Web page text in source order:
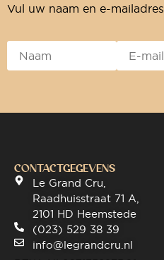
Vul uw naam en e-
CONTACTGEGEVENS
Le Grand Cru,
Raadhuisstraat 71 A,
2101 HD Heemstede
(023) 529 38 39
info@legrandcru.nl